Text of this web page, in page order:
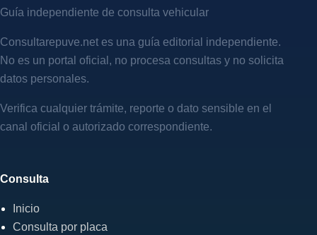
Guía independiente de consulta vehicular
Consultarepuve.net es una guía editorial independiente.
No es un portal oficial, no procesa consultas y no solicita
datos personales.
Verifica cualquier trámite, reporte o dato sensible en el
canal oficial o autorizado correspondiente.
Consulta
Inicio
Consulta por placa